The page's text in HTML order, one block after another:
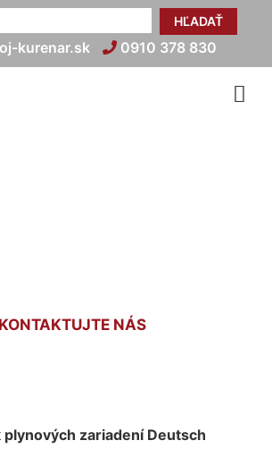
HĽADAŤ
kurenar.sk 0910 378 830
KONTAKTUJTE NÁS
zariadení Deutsch